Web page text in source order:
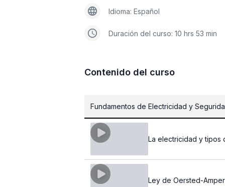
Idioma: Español
Duración del curso: 10 hrs 53 min
Contenido del curso
Fundamentos de Electricidad y
La electricidad y tipos
Ley de Oersted-